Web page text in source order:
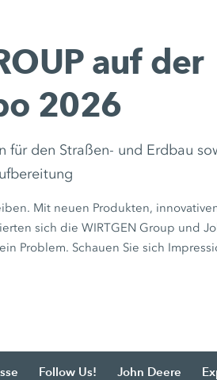
auf der
2026
für den Straßen- und Erdbau
Mit neuen Produkten,
sich die WIRTGEN Group und
Problem. Schauen Sie sich
Follow Us! John Deere